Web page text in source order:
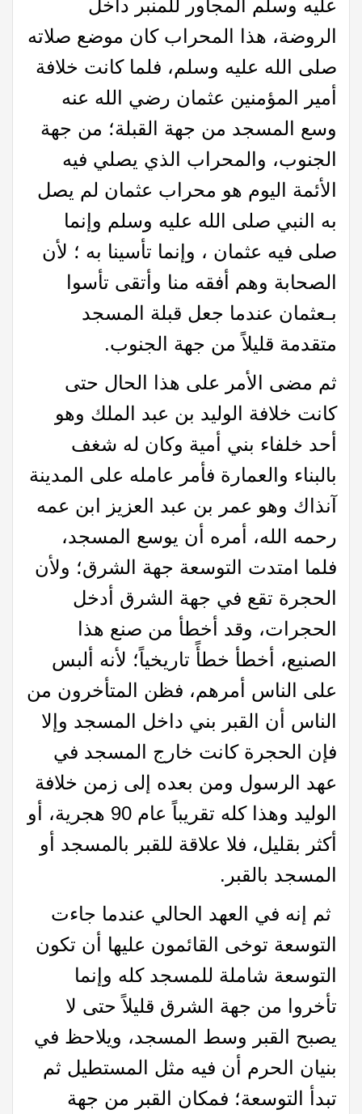
عليه وسلم المجاور للمنبر داخل
الروضة، هذا المحراب كان موضع صلاته
صلى الله عليه وسلم، فلما كانت خلافة
أمير المؤمنين عثمان رضي الله عنه
وسع المسجد من جهة القبلة؛ من جهة
الجنوب، والمحراب الذي يصلي فيه
الأئمة اليوم هو محراب عثمان لم يصل
به النبي صلى الله عليه وسلم وإنما
صلى فيه عثمان ، وإنما تأسينا به ؛ لأن
الصحابة وهم أفقه منا وأتقى تأسوا
بـعثمان عندما جعل قبلة المسجد
متقدمة قليلاً من جهة الجنوب.
ثم مضى الأمر على هذا الحال حتى
كانت خلافة الوليد بن عبد الملك وهو
أحد خلفاء بني أمية وكان له شغف
بالبناء والعمارة فأمر عامله على المدينة
آنذاك وهو عمر بن عبد العزيز ابن عمه
رحمه الله، أمره أن يوسع المسجد،
فلما امتدت التوسعة جهة الشرق؛ ولأن
الحجرة تقع في جهة الشرق أدخل
الحجرات، وقد أخطأ من صنع هذا
الصنيع، أخطأ خطأً تاريخياً؛ لأنه ألبس
على الناس أمرهم، فظن المتأخرون من
الناس أن القبر بني داخل المسجد وإلا
فإن الحجرة كانت خارج المسجد في
عهد الرسول ومن بعده إلى زمن خلافة
الوليد وهذا كله تقريباً عام 90 هجرية، أو
أكثر بقليل، فلا علاقة للقبر بالمسجد أو
المسجد بالقبر.
ثم إنه في العهد الحالي عندما جاءت
التوسعة توخى القائمون عليها أن تكون
التوسعة شاملة للمسجد كله وإنما
تأخروا من جهة الشرق قليلاً حتى لا
يصبح القبر وسط المسجد، ويلاحظ في
بنيان الحرم أن فيه مثل المستطيل ثم
تبدأ التوسعة؛ فمكان القبر من جهة